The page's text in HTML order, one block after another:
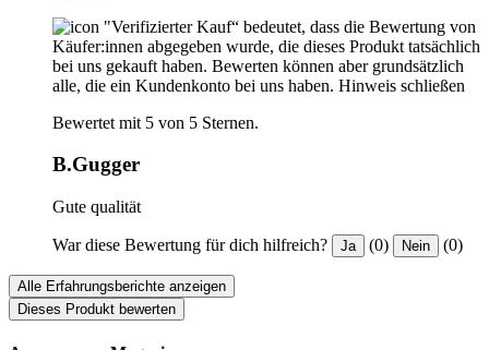
"Verifizierter Kauf“ bedeutet, dass die Bewertung von
Käufer:innen abgegeben wurde, die dieses Produkt tatsächlich
bei uns gekauft haben. Bewerten können aber grundsätzlich
alle, die ein Kundenkonto bei uns haben. Hinweis schließen
Bewertet mit 5 von 5 Sternen.
B.Gugger
Gute qualität
War diese Bewertung für dich hilfreich? Ja (0) Nein (0)
Alle Erfahrungsberichte anzeigen
Dieses Produkt bewerten